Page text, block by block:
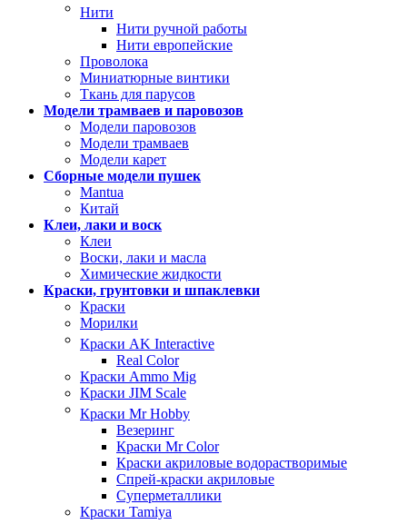
Нити
Нити ручной работы
Нити европейские
Проволока
Миниатюрные винтики
Ткань для парусов
Модели трамваев и паровозов
Модели паровозов
Модели трамваев
Модели карет
Сборные модели пушек
Mantua
Китай
Клеи, лаки и воск
Клеи
Воски, лаки и масла
Химические жидкости
Краски, грунтовки и шпаклевки
Краски
Морилки
Краски AK Interactive
Real Color
Краски Ammo Mig
Краски JIM Scale
Краски Mr Hobby
Везеринг
Краски Mr Color
Краски акриловые водорастворимые
Спрей-краски акриловые
Суперметаллики
Краски Tamiya